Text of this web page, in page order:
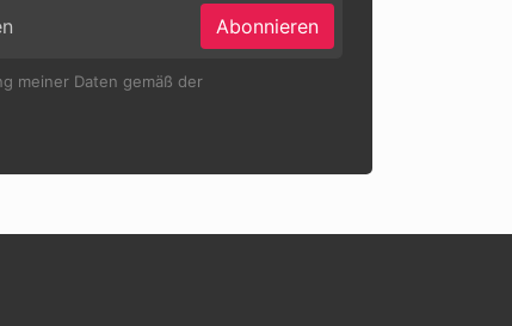
Abonnieren
meiner Daten gemäß der